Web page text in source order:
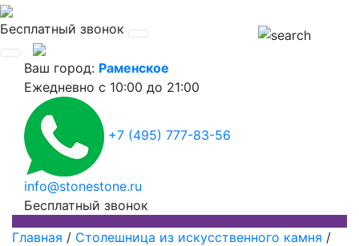
Бесплатный звонок
Ваш город: Раменское
Ежедневно с 10:00 до 21:00
+7 (495) 777-83-56
info@stonestone.ru
Бесплатный звонок
Главная / Столешница из искусственного камня /